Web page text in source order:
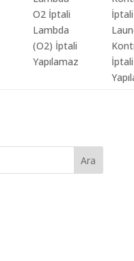
Lambda
(O2) İptali
Yapılamaz
İptali
Ara